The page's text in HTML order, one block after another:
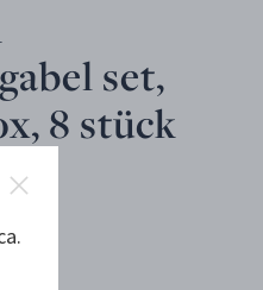
set,
8 stück